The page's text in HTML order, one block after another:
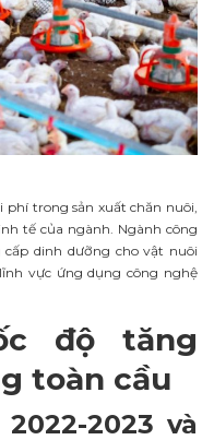
phí trong sản xuất chăn nuôi,
tế của ngành. Ngành công
dinh dưỡng cho vật nuôi
vực ứng dụng công nghệ
độ tăng
toàn cầu
2023 và